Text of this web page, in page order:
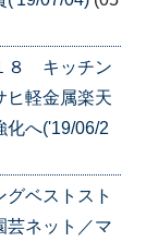
８ キッチン
ヒ軽金属楽天
化へ('19/06/2
ベストスト
ネット／マ